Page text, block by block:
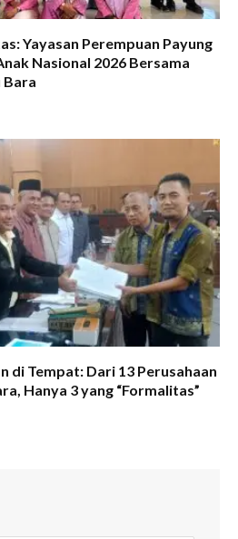
Yayasan Perempuan Payung
Nasional 2026 Bersama
Bara
di Tempat: Dari 13 Perusahaan
Hanya 3 yang “Formalitas”